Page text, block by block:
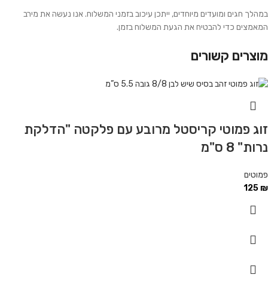
במהלך חגים ומועדים מיוחדים, ייתכן עיכוב בזמני המשלוח. אנו נעשה את מירב
המאמצים כדי להבטיח את הגעת המשלוח בזמן.
מוצרים קשורים
זוג פמוטי קריסטל מרובע עם פלקטה "הדלקת
נרות" 8 ס"מ
פמוטים
125₪